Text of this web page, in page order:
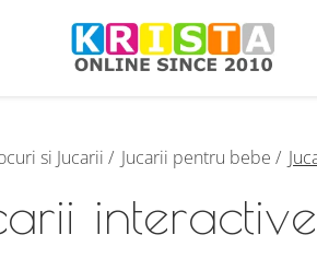
si Jucarii / Jucarii pentru bebe /